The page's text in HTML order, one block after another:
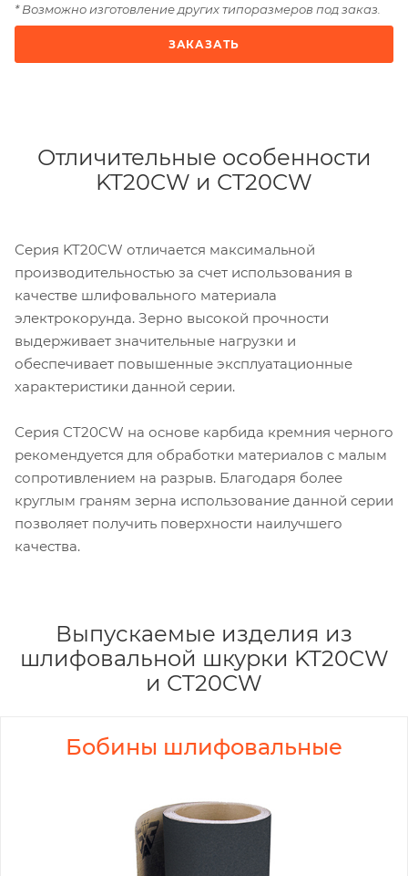
* Возможно изготовление других типоразмеров под заказ.
ЗАКАЗАТЬ
Отличительные особенности
KT20CW и СT20CW
Серия KT20CW отличается максимальной
производительностью за счет использования в
качестве шлифовального материала
электрокорунда. Зерно высокой прочности
выдерживает значительные нагрузки и
обеспечивает повышенные эксплуатационные
характеристики данной серии.
Серия СT20CW на основе карбида кремния черного
рекомендуется для обработки материалов с малым
сопротивлением на разрыв. Благодаря более
круглым граням зерна использование данной серии
позволяет получить поверхности наилучшего
качества.
Выпускаемые изделия из
шлифовальной шкурки KT20CW
и СT20CW
Бобины шлифовальные